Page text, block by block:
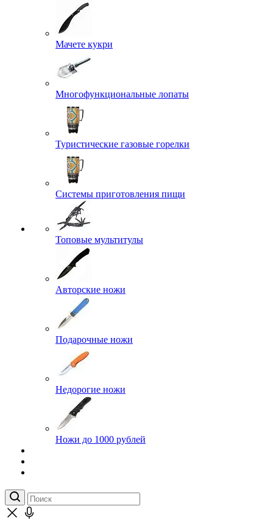
Мачете кукри
Многофункциональные лопаты
Туристические газовые горелки
Системы приготовления пищи
Топовые мультитулы
Авторские ножи
Подарочные ножи
Недорогие ножи
Ножи до 1000 рублей